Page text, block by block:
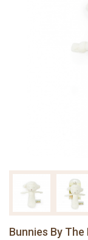
Bunnies By